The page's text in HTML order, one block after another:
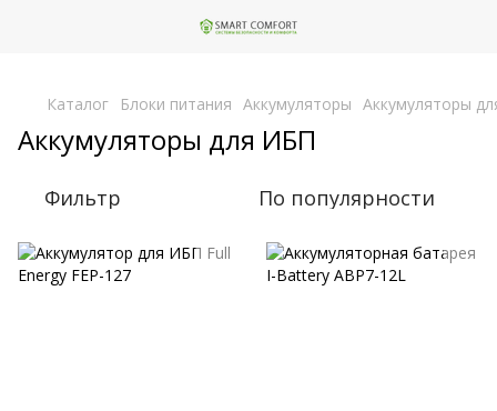
Каталог Блоки питания Аккумуляторы Аккумуляторы
Аккумуляторы для ИБП
Фильтр По популярности